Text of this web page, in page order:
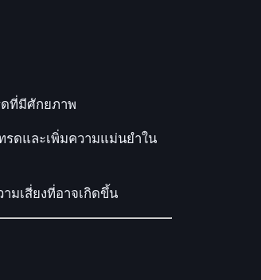
ดที่มีศักยภาพ
รดและเพิ่มความแม่นยำใน
มเสี่ยงที่อาจเกิดขึ้น